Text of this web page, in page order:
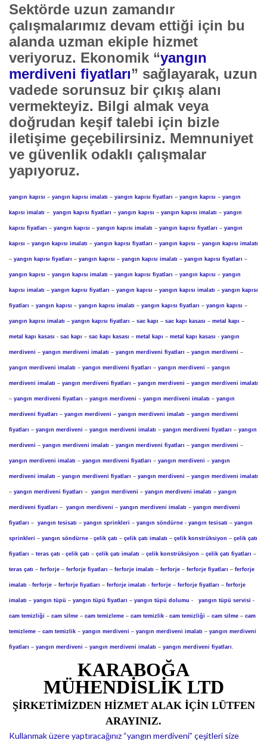
Sektörde uzun zamandır
çalışmalarımız devam ettiği için bu
alanda uzman ekiple hizmet
veriyoruz. Ekonomik “yangın
merdiveni fiyatları” sağlayarak, uzun
vadede sorunsuz bir çıkış alanı
vermekteyiz. Bilgi almak veya
doğrudan keşif talebi için bizle
iletişime geçebilirsiniz. Memnuniyet
ve güvenlik odaklı çalışmalar
yapıyoruz.
yangın kapısı – yangın kapısı imalatı – yangın kapısı fiyatları – yangın kapısı – yangın
kapısı imalatı – yangın kapısı fiyatları – yangın kapısı – yangın kapısı imalatı – yangın
kapısı fiyatları – yangın kapısı – yangın kapısı imalatı – yangın kapısı fiyatları – yangın
kapısı – yangın kapısı imalatı – yangın kapısı fiyatları – yangın kapısı – yangın kapısı imalatı
– yangın kapısı fiyatları – yangın kapısı – yangın kapısı imalatı – yangın kapısı fiyatları –
yangın kapısı – yangın kapısı imalatı – yangın kapısı fiyatları – yangın kapısı – yangın
kapısı imalatı – yangın kapısı fiyatları – yangın kapısı – yangın kapısı imalatı – yangın kapısı
fiyatları – yangın kapısı – yangın kapısı imalatı – yangın kapısı fiyatları – yangın kapısı –
yangın kapısı imalatı – yangın kapısı fiyatları – sac kapı – sac kapı kasası – metal kapı –
metal kapı kasası - sac kapı – sac kapı kasası – metal kapı – metal kapı kasası - yangın
merdiveni – yangın merdiveni imalatı – yangın merdiveni fiyatları – yangın merdiveni –
yangın merdiveni imalatı – yangın merdiveni fiyatları – yangın merdiveni – yangın
merdiveni imalatı – yangın merdiveni fiyatları – yangın merdiveni – yangın merdiveni imalatı
– yangın merdiveni fiyatları – yangın merdiveni – yangın merdiveni imalatı – yangın
merdiveni fiyatları – yangın merdiveni – yangın merdiveni imalatı – yangın merdiveni
fiyatları – yangın merdiveni – yangın merdiveni imalatı – yangın merdiveni fiyatları – yangın
merdiveni – yangın merdiveni imalatı – yangın merdiveni fiyatları – yangın merdiveni –
yangın merdiveni imalatı – yangın merdiveni fiyatları – yangın merdiveni – yangın
merdiveni imalatı – yangın merdiveni fiyatları – yangın merdiveni – yangın merdiveni imalatı
– yangın merdiveni fiyatları – yangın merdiveni – yangın merdiveni imalatı – yangın
merdiveni fiyatları – yangın merdiveni – yangın merdiveni imalatı – yangın merdiveni
fiyatları – yangın tesisatı – yangın sprinkleri – yangın söndürne - yangın tesisatı – yangın
sprinkleri – yangın söndürne - çelik çatı – çelik çatı imalatı – çelik konstrüksiyon – çelik çatı
fiyatları – teras çatı - çelik çatı – çelik çatı imalatı – çelik konstrüksiyon – çelik çatı fiyatları –
teras çatı – ferforje – ferforje fiyatları – ferforje imalatı – ferforje – ferforje fiyatları – ferforje
imalatı - ferforje – ferforje fiyatları – ferforje imalatı - ferforje – ferforje fiyatları – ferforje
imalatı – yangın tüpü – yangın tüpü fiyatları – yangın tüpü dolumu - yangın tüpü servisi -
cam temizliği – cam silme – cam temizleme – cam temizlik - cam temizliği – cam silme – cam
temizleme – cam temizlik – yangın merdiveni – yangın merdiveni imalatı – yangın merdiveni
fiyatları – yangın merdiveni – yangın merdiveni imalatı – yangın merdiveni fiyatları
KARABOĞA
MÜHENDİSLİK LTD
ŞİRKETİMİZDEN HİZMET ALAK İÇİN LÜTFEN
ARAYINIZ.
Kullanmak üzere yaptıracağınız “yangın merdiveni” çeşitleri size